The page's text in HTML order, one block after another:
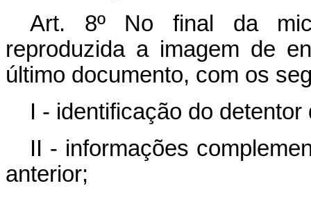
Art. 8º No final da
reproduzida a imagem de
último documento, com os
I - identificação do
II - informações
anterior;